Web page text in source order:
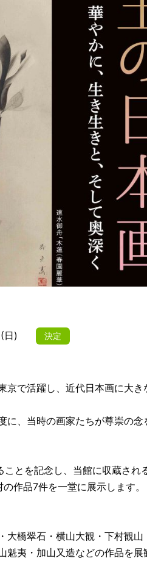
) 決定
で活躍し、近代日本画に大き
に、当時の画家たちが尊崇の
とを記念し、当館に収蔵さ
作品7件を一堂に展示します。
大橋翠石・横山大観・下村観
魁夷・加山又造などの作品を